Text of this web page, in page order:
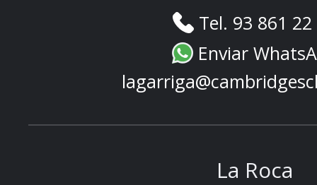
Tel. 93 861
Enviar
La Roca